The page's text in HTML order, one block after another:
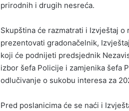
prirodnih i drugih nesreća.
Skupština će razmatrati i Izvještaj
prezentovati gradonačelnik,
koji će podnijeti predsjednik
izbor šefa Policije i zamjenika šefa
odlučivanje o sukobu interesa za
Pred poslanicima će se naći i